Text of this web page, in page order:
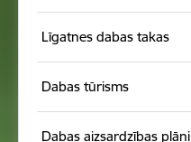
Līgatnes dabas takas
Dabas tūrisms
Dabas aizsardzības plāni